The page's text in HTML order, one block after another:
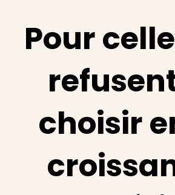
Pour
choisir